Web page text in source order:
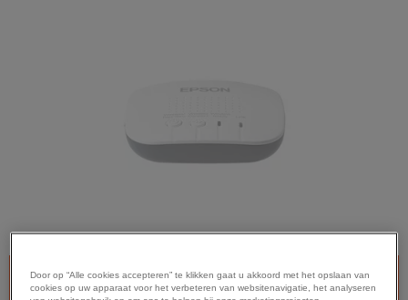
Stopgezet product - Dit product is helaas niet meer verkrijgbaar.
Hieronder vindt u meer informatie over doorlopende
Door op “Alle cookies accepteren” te klikken gaat u akkoord met het opslaan van
cookies op uw apparaat voor het verbeteren van websitenavigatie, het analyseren